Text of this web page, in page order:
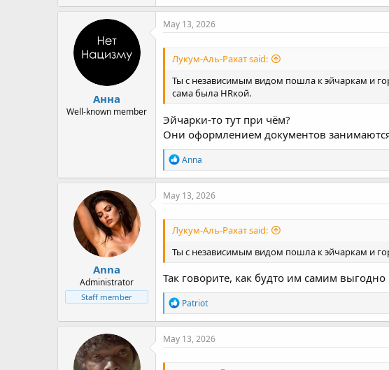
Анна
Well-known member
May 13, 2026
Лукум-Аль-Рахат said:
Ты с независимым видом пошла к эйчаркам и
сама была HRкой.
Эйчарки-то тут при чём?
Они оформлением документов
R
e
a
c
n
s
:
Anna
Anna
Administrator
Staff member
May 13, 2026
Лукум-Аль-Рахат said:
Ты с независимым видом пошла к эйчаркам и
Так говорите, как будто им самим
R
e
a
c
Patriot
May 13, 2026